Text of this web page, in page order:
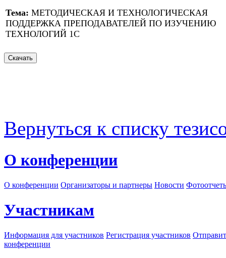
Тема: МЕТОДИЧЕСКАЯ И ТЕХНОЛОГИЧЕСКАЯ
ПОДДЕРЖКА ПРЕПОДАВАТЕЛЕЙ ПО ИЗУЧЕНИЮ
ТЕХНОЛОГИЙ 1С
Вернуться к списку
О конференции
О конференции Организаторы и партнеры Новости
Участникам
Информация для участников Регистрация участников
конференции